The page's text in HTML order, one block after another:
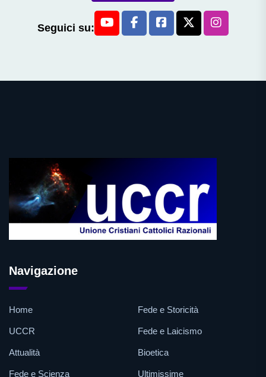
Seguici su:
Navigazione
Home
UCCR
Attualità
Fede e Scienza
Fede e Storicità
Fede e Laicismo
Bioetica
Ultimissime